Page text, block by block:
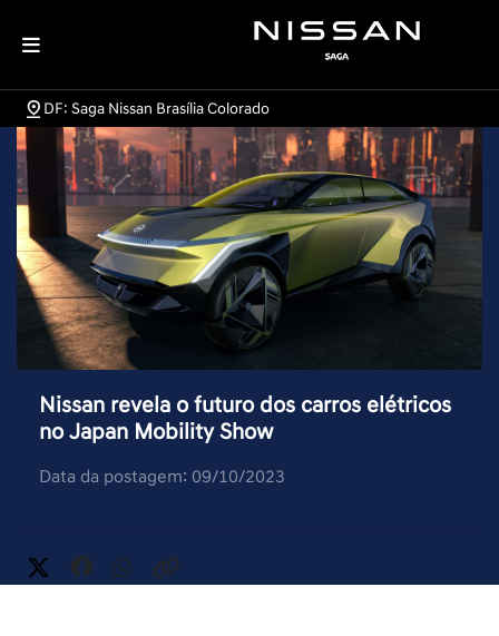
DF: Saga Nissan Brasília Colorado
Nissan revela o futuro dos carros elétricos
no Japan Mobility Show
Data da postagem: 09/10/2023